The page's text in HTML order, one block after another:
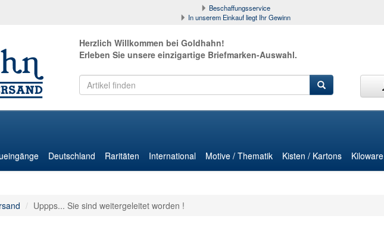
Beschaffungsservice
In unserem Einkauf liegt Ihr Gewinn
Herzlich Willkommen bei Goldhahn!
Erleben Sie unsere einzigartige Briefmarken-Auswahl.
Deutschland Raritäten International Motive / Thematik Kisten / Kartons Kiloware
Uppps... Sie sind weitergeleitet worden !